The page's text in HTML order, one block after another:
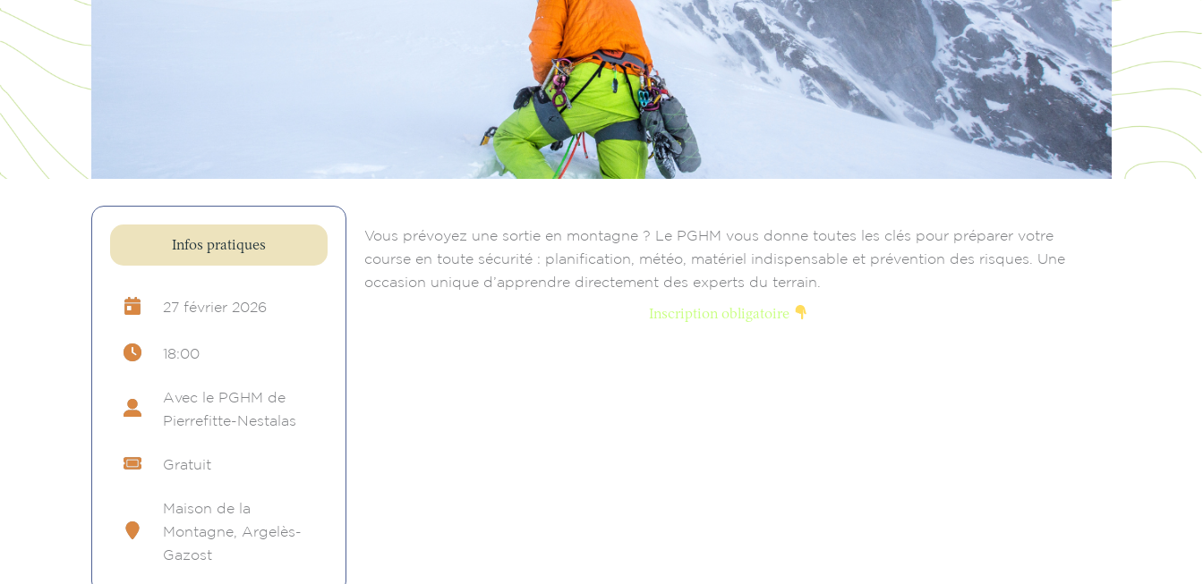
Infos pratiques
27 février 2026
18:00
Avec le PGHM de
Pierrefitte-Nestalas
Gratuit
Maison de la
Montagne, Argelès-
Gazost
Vous prévoyez une sortie en montagne ? Le PGHM vous donne toutes les clés pour préparer votre
course en toute sécurité : planification, météo, matériel indispensable et prévention des risques. Une
occasion unique d’apprendre directement des experts du terrain.
Inscription obligatoire